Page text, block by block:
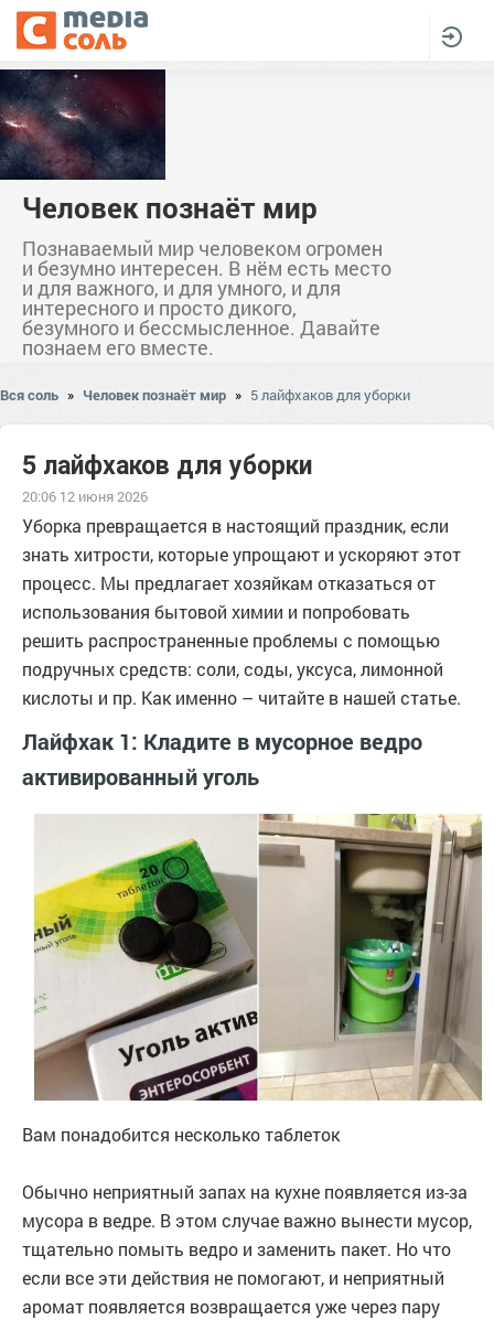
Человек познаёт мир
Познаваемый мир человеком огромен
и безумно интересен. В нём есть место
и для важного, и для умного, и для
интересного и просто дикого,
безумного и бессмысленное. Давайте
познаем его вместе.
Вся соль » Человек познаёт мир » 5 лайфхаков для уборки
5 лайфхаков для уборки
20:06 12 июня 2026
Уборка превращается в настоящий праздник, если
знать хитрости, которые упрощают и ускоряют этот
процесс. Мы предлагает хозяйкам отказаться от
использования бытовой химии и попробовать
решить распространенные проблемы с помощью
подручных средств: соли, соды, уксуса, лимонной
кислоты и пр. Как именно – читайте в нашей статье.
Лайфхак 1: Кладите в мусорное ведро
активированный уголь
Вам понадобится несколько таблеток
Обычно неприятный запах на кухне появляется из-за
мусора в ведре. В этом случае важно вынести мусор,
тщательно помыть ведро и заменить пакет. Но что
если все эти действия не помогают, и неприятный
аромат появляется возвращается уже через пару